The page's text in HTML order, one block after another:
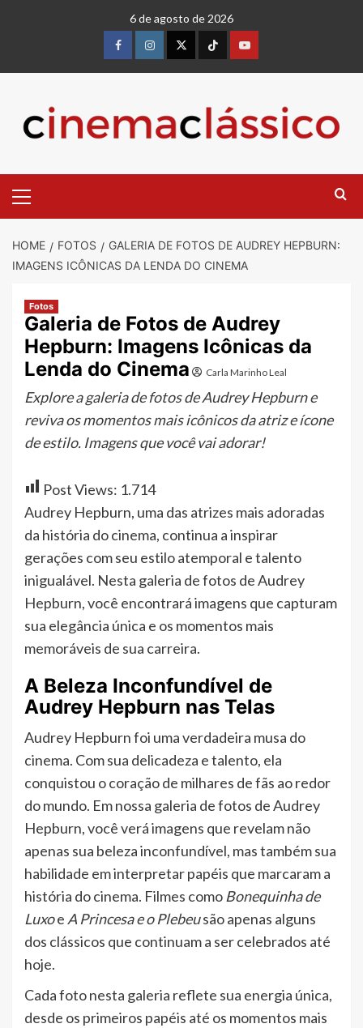
6 de agosto de 2026
FacebookinstagramtwitterTiktokyoutube
Menu
HOME FOTOS
GALERIA DE FOTOS DE AUDREY HEPBURN:
IMAGENS ICÔNICAS DA LENDA DO CINEMA
Fotos
Galeria de Fotos de Audrey
Hepburn: Imagens Icônicas da
Lenda do Cinema
Carla Marinho Leal
Explore a galeria de fotos de Audrey Hepburn e
reviva os momentos mais icônicos da atriz e ícone
de estilo. Imagens que você vai adorar!
Post Views: 1.714
Audrey Hepburn, uma das atrizes mais adoradas
da história do cinema, continua a inspirar
gerações com seu estilo atemporal e talento
inigualável. Nesta galeria de fotos de Audrey
Hepburn, você encontrará imagens que capturam
sua elegância única e os momentos mais
memoráveis de sua carreira.
A Beleza Inconfundível de
Audrey Hepburn nas Telas
Audrey Hepburn foi uma verdadeira musa do
cinema. Com sua delicadeza e talento, ela
conquistou o coração de milhares de fãs ao redor
do mundo. Em nossa galeria de fotos de Audrey
Hepburn, você verá imagens que revelam não
apenas sua beleza inconfundível, mas também sua
habilidade em interpretar papéis que marcaram a
história do cinema. Filmes como Bonequinha de
Luxoe A Princesa e o Plebeusão apenas alguns
dos clássicos que continuam a ser celebrados até
hoje.
Cada foto nesta galeria reflete sua energia única,
desde os primeiros papéis até os momentos mais